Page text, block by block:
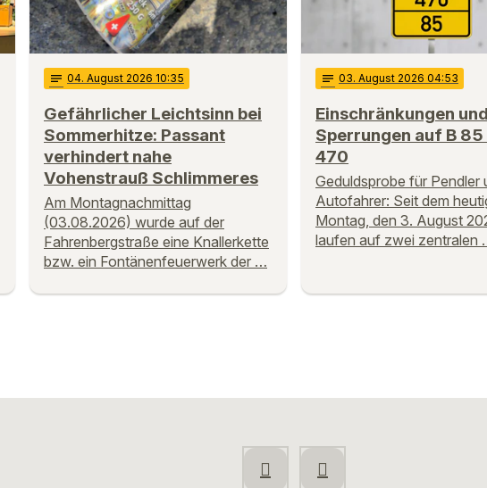
notes 04. August 2026 10:35
Gefährlicher Leichtsinn bei
Sommerhitze: Passant
verhindert nahe
Vohenstrauß Schlimmeres
Am Montagnachmittag
(03.08.2026) wurde auf der
Fahrenbergstraße eine Knallerkette
bzw. ein Fontänenfeuerwerk der …
notes 03. August 2026 04:53
Einschränkungen und
Sperrungen auf B 85
470
Geduldsprobe für Pendler
Autofahrer: Seit dem
Montag, den 3. August
laufen auf zwei zentralen